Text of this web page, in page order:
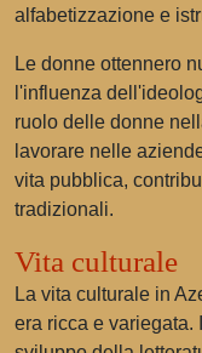
alfabetizzazione e
Le donne ottennero
l'influenza
ruolo delle donne
lavorare nelle
vita pubblica,
tradizionali.
Vita culturale
La vita culturale in
era ricca e variegata.